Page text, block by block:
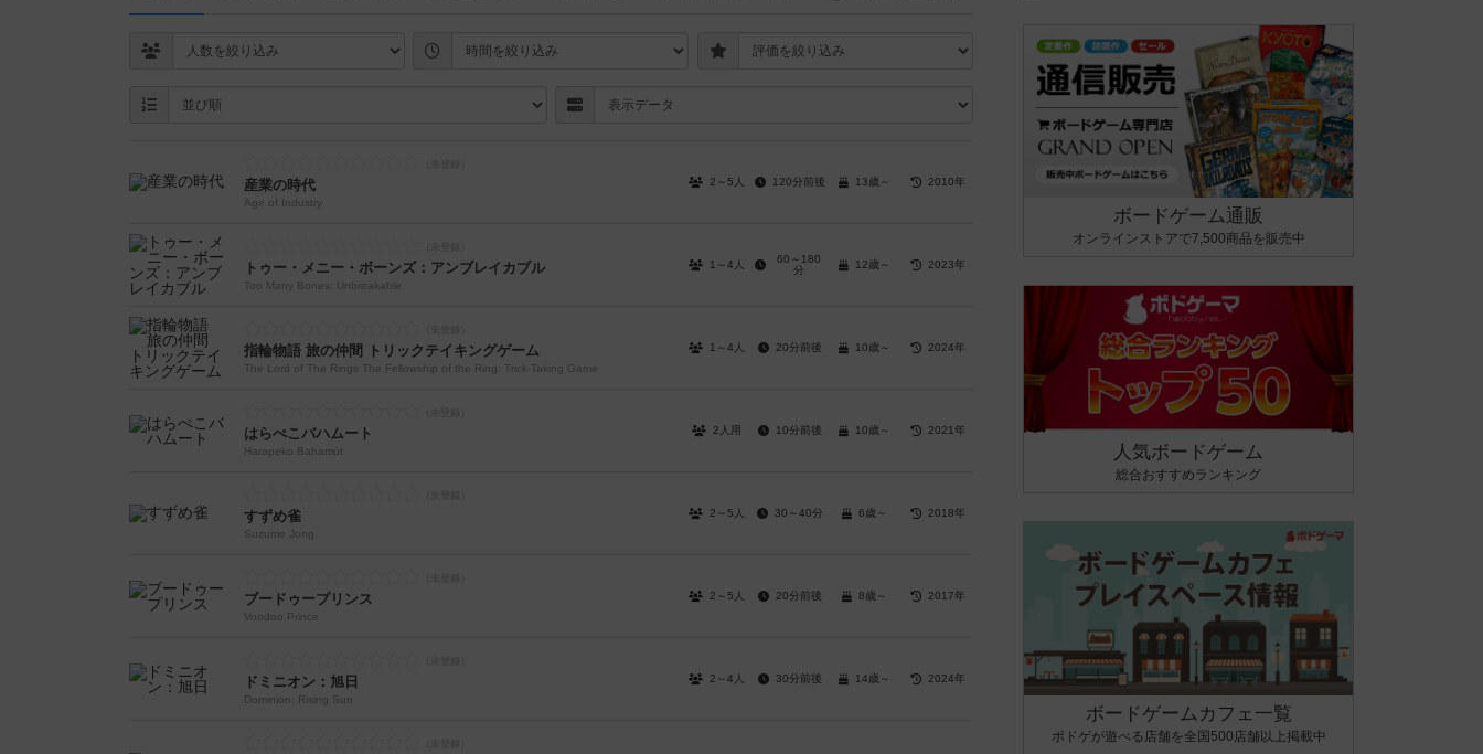
産業の時代
Age of Industry
2～5人 120分前後 13歳～ 2010年
トゥー・メニー・ボーンズ：アンブレイカブル
Too Many Bones: Unbreakable
1～4人
60～180
分
12歳～ 2023年
指輪物語 旅の仲間 トリックテイキングゲーム
The Lord of The Rings The Fellowship of the Ring: Trick-Taking Game
1～4人 20分前後 10歳～ 2024年
はらぺこバハムート
Harapeko Bahamūt
2人用 10分前後 10歳～ 2021年
すずめ雀
Suzume Jong
2～5人 30～40分 6歳～ 2018年
ブードゥープリンス
Voodoo Prince
2～5人 20分前後 8歳～ 2017年
ドミニオン：旭日
Dominion: Rising Sun
2～4人 30分前後 14歳～ 2024年
ボードゲーム通販
オンラインストアで7,500商品を販売中
人気ボードゲーム
総合おすすめランキング
ボードゲームカフェ一覧
ボドゲが遊べる店舗を全国500店舗以上掲載中